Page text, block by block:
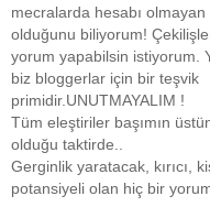
mecralarda hesabı olmayan
olduğunu biliyorum!
yorum yapabilsin istiyorum.
biz bloggerlar için bir teşvik
primidir.UNUTMAYALIM !
Tüm eleştiriler başımın
olduğu taktirde..
Gerginlik yaratacak, kırıcı,
potansiyeli olan hiç bir